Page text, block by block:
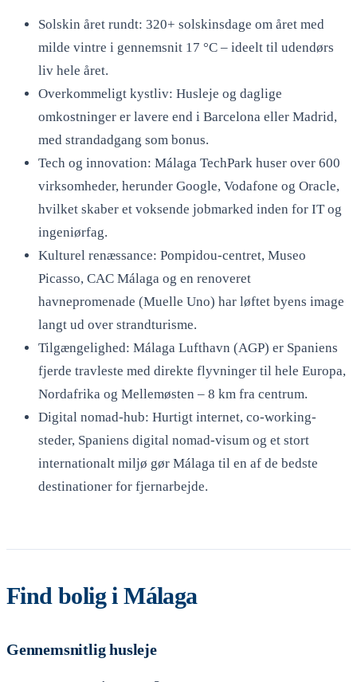
Solskin året rundt: 320+ solskinsdage om året med
milde vintre i gennemsnit 17 °C – ideelt til udendørs
liv hele året.
Overkommeligt kystliv: Husleje og daglige
omkostninger er lavere end i Barcelona eller Madrid,
med strandadgang som bonus.
Tech og innovation: Málaga TechPark huser over 600
virksomheder, herunder Google, Vodafone og Oracle,
hvilket skaber et voksende jobmarked inden for IT og
ingeniørfag.
Kulturel renæssance: Pompidou-centret, Museo
Picasso, CAC Málaga og en renoveret
havnepromenade (Muelle Uno) har løftet byens image
langt ud over strandturisme.
Tilgængelighed: Málaga Lufthavn (AGP) er Spaniens
fjerde travleste med direkte flyvninger til hele Europa,
Nordafrika og Mellemøsten – 8 km fra centrum.
Digital nomad-hub: Hurtigt internet, co-working-
steder, Spaniens digital nomad-visum og et stort
internationalt miljø gør Málaga til en af de bedste
destinationer for fjernarbejde.
Find bolig i Málaga
Gennemsnitlig husleje